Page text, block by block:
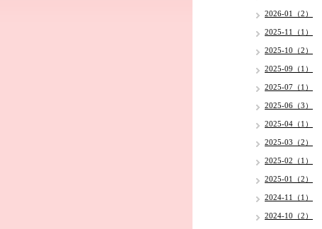
2026-01（2）
2025-11（1）
2025-10（2）
2025-09（1）
2025-07（1）
2025-06（3）
2025-04（1）
2025-03（2）
2025-02（1）
2025-01（2）
2024-11（1）
2024-10（2）